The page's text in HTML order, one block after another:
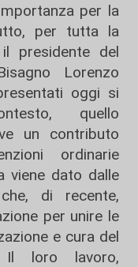
per la
per tutta la
presidente del
Lorenzo
oggi si
quello
un contributo
ordinarie
viene dato dalle
di recente,
per unire le
e cura del
Il loro lavoro,